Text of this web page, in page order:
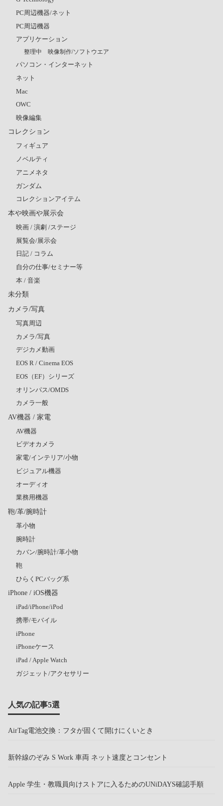
PC周辺機器/ネット
PC周辺機器
アプリケーション
整理中 映像制作/ソフトウエア
パソコン・インターネット
ネット
Mac
OWC
映像編集
コレクション
フィギュア
ノベルティ
アニメネタ
ガンダム
コレクションアイテム
本や映画や展示会
映画 / 演劇 /ステージ
展覧会/展示会
日記 / コラム
自分の仕事/セミナー等
本 / 音楽
未分類
カメラ/写真
写真周辺
カメラ/写真
デジカメ動画
EOS R / Cinema EOS
EOS（EF）シリーズ
オリンパス/OMDS
カメラ一般
AV機器 / 家電
AV機器
ビデオカメラ
家電/インテリア/小物
ビジュアル機器
オーディオ
業務用機器
鞄/革/腕時計
革小物
腕時計
カバン/腕時計/革小物
鞄
ひらくPCバッグ系
iPhone / iOS機器
iPad/iPhone/iPod
携帯/モバイル
iPhone
iPhoneケース
iPad / Apple Watch
ガジェット/アクセサリー
人気の記事5選
AirTag電池交換：フタが固くて開けにくいとき
新幹線のぞみ S Work 車両 ネット速度とコンセント
Apple 学生・教職員向けストアに入るためのUNiDAYS確認手順